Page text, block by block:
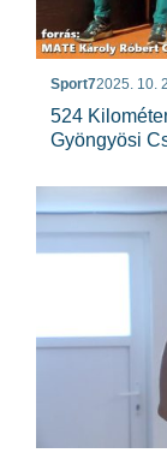
Sport72025. 10.
524
Gyöngyösi